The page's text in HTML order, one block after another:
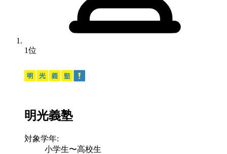
1位
明光義塾
対象学年:
小学生〜高校生